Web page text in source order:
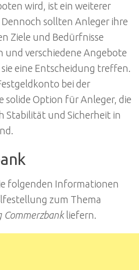
wird, ist ein weiterer
sollten Anleger ihre
Ziele und Bedürfnisse
und verschiedene Angebote
eine Entscheidung treffen.
bei der
solide Option für Anleger, die
Stabilität und Sicherheit in
folgenden Informationen
zum Thema
Commerzbankliefern.